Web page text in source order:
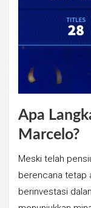
Apa
Marcelo?
Meski telah
berencana tetap
berinvestasi